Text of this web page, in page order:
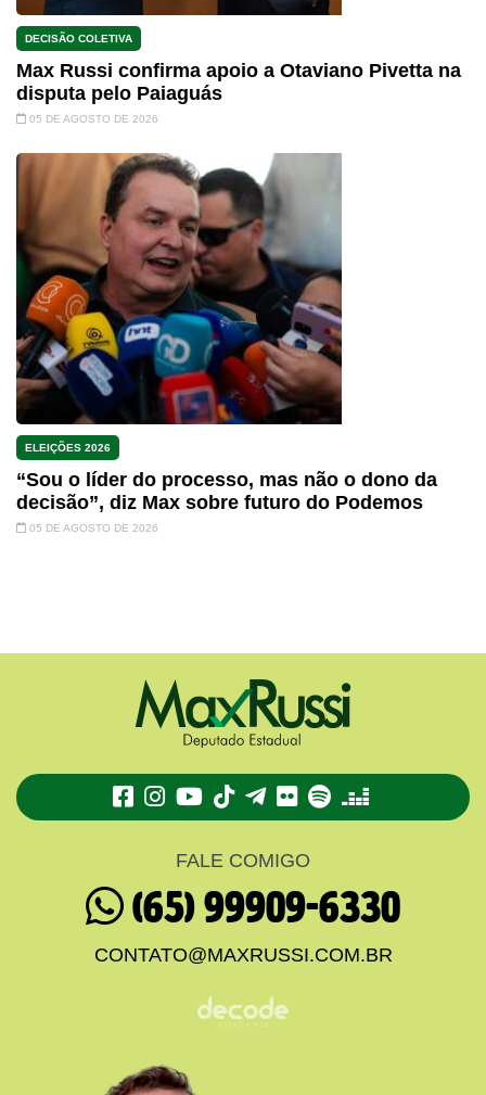
DECISÃO COLETIVA
Max Russi confirma apoio a Otaviano Pivetta na
disputa pelo Paiaguás
05 DE AGOSTO DE 2026
ELEIÇÕES 2026
“Sou o líder do processo, mas não o dono da
decisão”, diz Max sobre futuro do Podemos
05 DE AGOSTO DE 2026
TikTokTelegram
FlickrSpotifyDeezer
FALE COMIGO
(65) 99909-6330
CONTATO@MAXRUSSI.COM.BR